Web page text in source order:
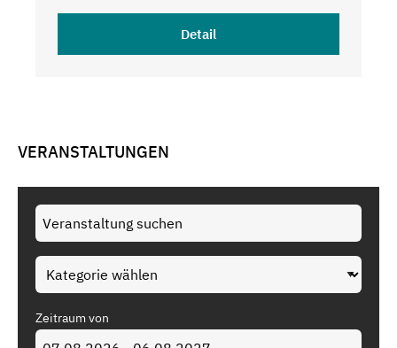
Detail
VERANSTALTUNGEN
Zeitraum von